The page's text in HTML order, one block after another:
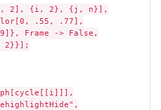
i, 2], {i, 2}, {j, n}],
.55, .77],
Frame -> False,
2}}];